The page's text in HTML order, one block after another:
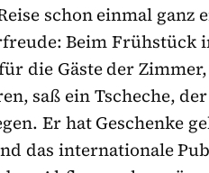
schon einmal ganz
Beim Frühstück
die Gäste der
saß ein Tscheche,
Er hat Geschenke
das internationale